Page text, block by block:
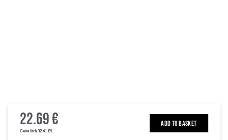
22.69 €
Cena litrā 32.41 €/L
ADD TO BASKET